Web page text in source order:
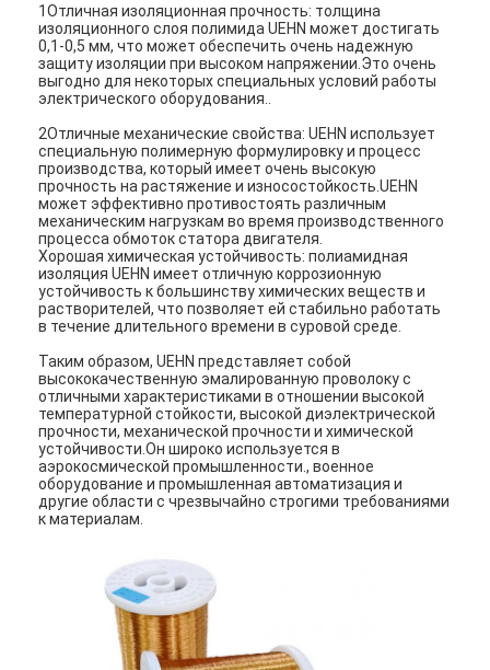
1Отличная изоляционная прочность: толщина
изоляционного слоя полимида UEHN может достигать
0,1-0,5 мм, что может обеспечить очень надежную
защиту изоляции при высоком напряжении.Это очень
выгодно для некоторых специальных условий работы
электрического оборудования..
2Отличные механические свойства: UEHN использует
специальную полимерную формулировку и процесс
производства, который имеет очень высокую
прочность на растяжение и износостойкость.UEHN
может эффективно противостоять различным
механическим нагрузкам во время производственного
процесса обмоток статора двигателя.
Хорошая химическая устойчивость: полиамидная
изоляция UEHN имеет отличную коррозионную
устойчивость к большинству химических веществ и
растворителей, что позволяет ей стабильно работать
в течение длительного времени в суровой среде.
Таким образом, UEHN представляет собой
высококачественную эмалированную проволоку с
отличными характеристиками в отношении высокой
температурной стойкости, высокой диэлектрической
прочности, механической прочности и химической
устойчивости.Он широко используется в
аэрокосмической промышленности., военное
оборудование и промышленная автоматизация и
другие области с чрезвычайно строгими требованиями
к материалам.